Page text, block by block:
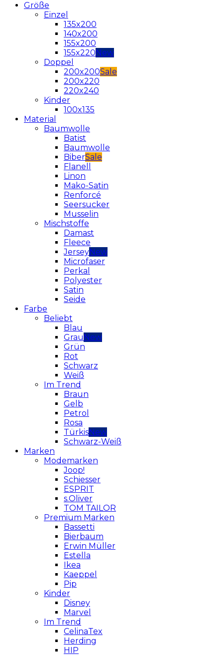
Größe
Einzel
135x200
140x200
155x200
155x220
Doppel
200x200
200x220
220x240
Kinder
100x135
Material
Baumwolle
Batist
Baumwolle
Biber
Flanell
Linon
Mako-Satin
Renforcé
Seersucker
Musselin
Mischstoffe
Damast
Fleece
Jersey
Microfaser
Perkal
Polyester
Satin
Seide
Farbe
Beliebt
Blau
Grau
Grün
Rot
Schwarz
Weiß
Im Trend
Braun
Gelb
Petrol
Rosa
Türkis
Schwarz-Weiß
Marken
Modemarken
Joop!
Schiesser
ESPRIT
s.Oliver
TOM TAILOR
Premium Marken
Bassetti
Bierbaum
Erwin Müller
Estella
Ikea
Kaeppel
Pip
Kinder
Disney
Marvel
Im Trend
CelinaTex
Herding
HIP